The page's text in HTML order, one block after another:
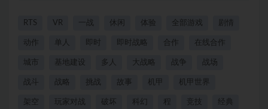
RTS VR 一战 休闲 体验 全部游戏 剧情
动作 单人 即时 即时战略 合作 在线合作
城市 基地建设 多人 大战略 战争 战场
战斗 战略 挑战 故事 机甲 机甲世界
架空 玩家对战 破坏 科幻 程 竞技 经典